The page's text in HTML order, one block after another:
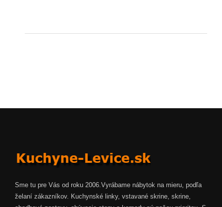
Sme tu pre Vás od roku 2006.Vyrábame nábytok na mieru, podľa
želaní zákazníkov. Kuchynské linky, vstavané skrine, skrine,